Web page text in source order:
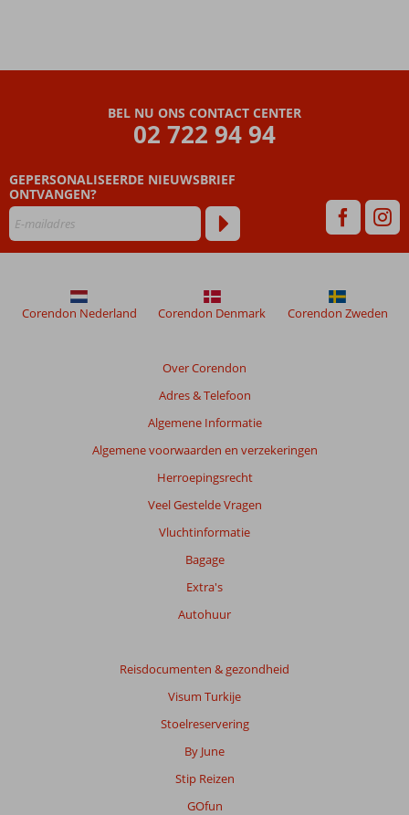
van
de
massa
BEL NU ONS CONTACT CENTER
02 722 94 94
GEPERSONALISEERDE NIEUWSBRIEF
ONTVANGEN?
Over Corendon
Adres & Telefoon
Algemene Informatie
Algemene voorwaarden en verzekeringen
Herroepingsrecht
Veel Gestelde Vragen
Vluchtinformatie
Bagage
Extra's
Autohuur
Reisdocumenten & gezondheid
Visum Turkije
Stoelreservering
By June
Stip Reizen
GOfun
Corendon Nederland Corendon Denmark Corendon Zweden